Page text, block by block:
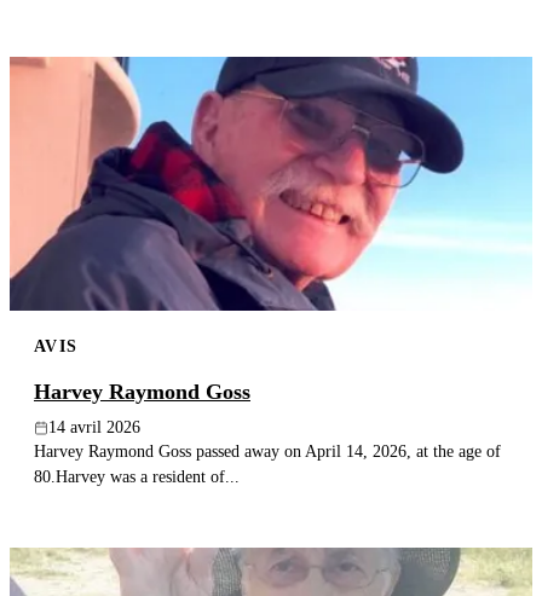
AVIS
Harvey Raymond Goss
14 avril 2026
Harvey Raymond Goss passed away on April 14, 2026, at the age of
80.Harvey was a resident of...